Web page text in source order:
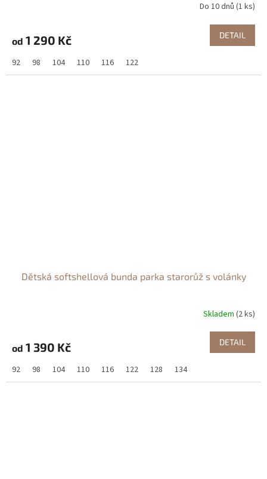
Do 10 dnů (1 ks)
od 1 290 Kč DETAIL
92 98 104 110 116 122
Dětská softshellová bunda parka starorůž s volánky
Skladem (2 ks)
od 1 390 Kč DETAIL
92 98 104 110 116 122 128 134